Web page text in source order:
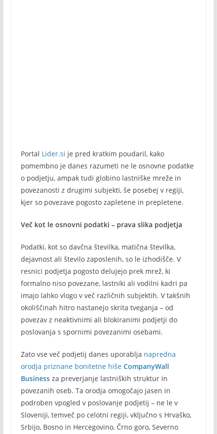
Portal Lider.si je pred kratkim poudaril, kako
pomembno je danes razumeti ne le osnovne podatke
o podjetju, ampak tudi globino lastniške mreže in
povezanosti z drugimi subjekti, še posebej v regiji,
kjer so povezave pogosto zapletene in prepletene.
Več kot le osnovni podatki – prava slika podjetja
Podatki, kot so davčna številka, matična številka,
dejavnost ali število zaposlenih, so le izhodišče. V
resnici podjetja pogosto delujejo prek mrež, ki
formalno niso povezane, lastniki ali vodilni kadri pa
imajo lahko vlogo v več različnih subjektih. V takšnih
okoliščinah hitro nastanejo skrita tveganja – od
povezav z neaktivnimi ali blokiranimi podjetji do
poslovanja s spornimi povezanimi osebami.
Zato vse več podjetij danes uporablja napredna
orodja priznane bonitetne hiše CompanyWall
Businessza preverjanje lastniških struktur in
povezanih oseb. Ta orodja omogočajo jasen in
podroben vpogled v poslovanje podjetij – ne le v
Sloveniji, temveč po celotni regiji, vključno s Hrvaško,
Srbijo, Bosno in Hercegovino, Črno goro, Severno